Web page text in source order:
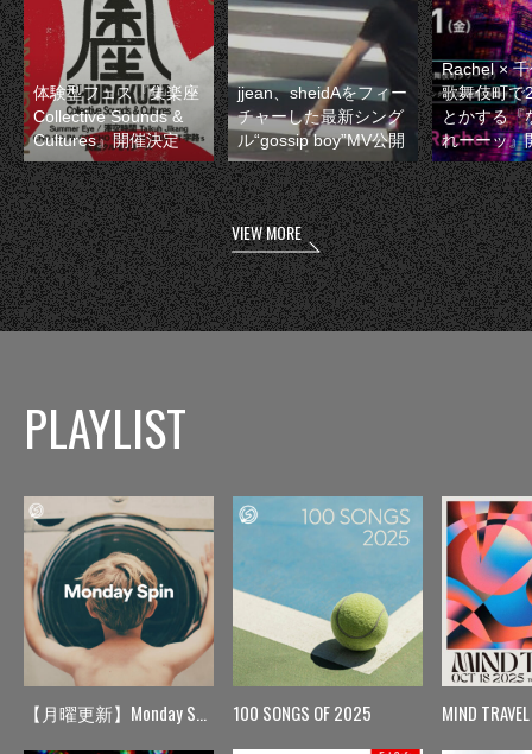
体験型フェス『集楽座
Collective Sounds &
Cultures』開催決定
jjean、sheidAをフィー
チャーした最新シング
ル“gossip boy”MV公開
Rachel ×
歌舞伎町で
とかする『
れーーッ』
VIEW MORE
PLAYLIST
【月曜更新】Monday Spin 100 SONGS OF 2025 MIND TRAVEL